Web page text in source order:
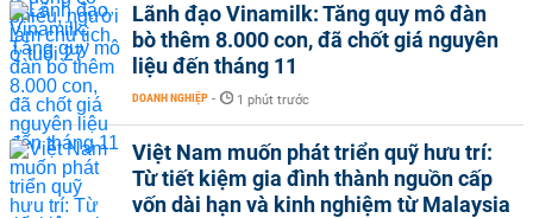
Lãnh đạo Vinamilk: Tăng quy mô đàn
bò thêm 8.000 con, đã chốt giá nguyên
liệu đến tháng 11
DOANH NGHIỆP - 1 phút trước
Việt Nam muốn phát triển quỹ hưu trí:
Từ tiết kiệm gia đình thành nguồn cấp
vốn dài hạn và kinh nghiệm từ Malaysia